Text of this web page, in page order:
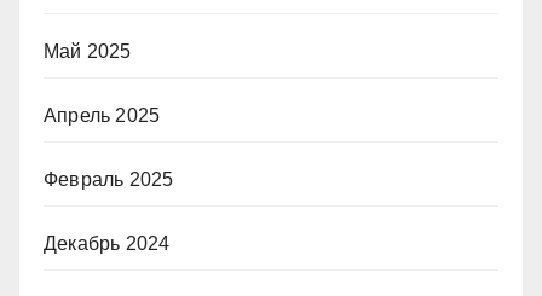
Май 2025
Апрель 2025
Февраль 2025
Декабрь 2024